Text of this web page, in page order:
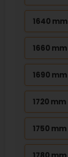
1640 mm
1660 mm
1690 mm
1720 mm
1750 mm